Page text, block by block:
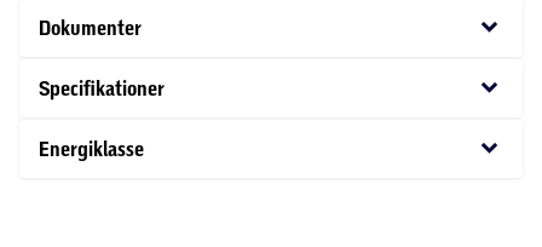
Dokumenter keyboard_arrow_down
Specifikationer keyboard_arrow_down
Energiklasse keyboard_arrow_down